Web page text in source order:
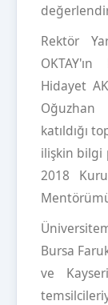
Rektör
Hidayet
Oğuzhan
katıldığı
ilişkin bilgi
2018
Bursa
ve